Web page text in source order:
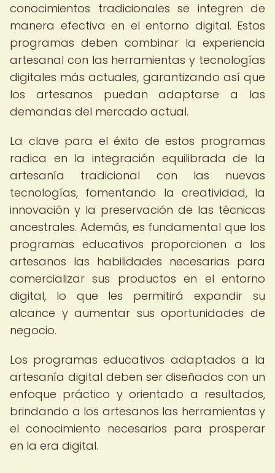
conocimientos tradicionales se integren de
manera efectiva en el entorno digital. Estos
programas deben combinar la experiencia
artesanal con las herramientas y tecnologías
digitales más actuales, garantizando así que
los artesanos puedan adaptarse a las
demandas del mercado actual.
La clave para el éxito de estos programas
radica en la integración equilibrada de la
artesanía tradicional con las nuevas
tecnologías, fomentando la creatividad, la
innovación y la preservación de las técnicas
ancestrales. Además, es fundamental que los
programas educativos proporcionen a los
artesanos las habilidades necesarias para
comercializar sus productos en el entorno
digital, lo que les permitirá expandir su
alcance y aumentar sus oportunidades de
negocio.
Los programas educativos adaptados a la
artesanía digital deben ser diseñados con un
enfoque práctico y orientado a resultados,
brindando a los artesanos las herramientas y
el conocimiento necesarios para prosperar
en la era digital.